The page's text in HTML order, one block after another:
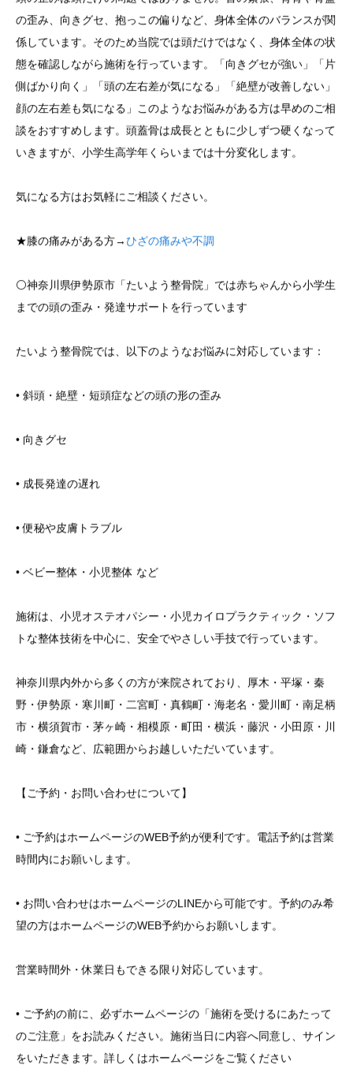
の歪み、向きグセ、抱っこの偏りなど、身体全体のバランスが関
係しています。そのため当院では頭だけではなく、身体全体の状
態を確認しながら施術を行っています。「向きグセが強い」「片
側ばかり向く」「頭の左右差が気になる」「絶壁が改善しない」
顔の左右差も気になる」このようなお悩みがある方は早めのご相
談をおすすめします。頭蓋骨は成長とともに少しずつ硬くなって
いきますが、小学生高学年くらいまでは十分変化します。
気になる方はお気軽にご相談ください。
★膝の痛みがある方→ひざの痛みや不調
⚪️神奈川県伊勢原市「たいよう整骨院」では赤ちゃんから小学生
までの頭の歪み・発達サポートを行っています
たいよう整骨院では、以下のようなお悩みに対応しています：
• 斜頭・絶壁・短頭症などの頭の形の歪み
• 向きグセ
• 成長発達の遅れ
• 便秘や皮膚トラブル
• ベビー整体・小児整体 など
施術は、小児オステオパシー・小児カイロプラクティック・ソフ
トな整体技術を中心に、安全でやさしい手技で行っています。
神奈川県内外から多くの方が来院されており、厚木・平塚・秦
野・伊勢原・寒川町・二宮町・真鶴町・海老名・愛川町・南足柄
市・横須賀市・茅ヶ崎・相模原・町田・横浜・藤沢・小田原・川
崎・鎌倉など、広範囲からお越しいただいています。
【ご予約・お問い合わせについて】
• ご予約はホームページのWEB予約が便利です。電話予約は営業
時間内にお願いします。
• お問い合わせはホームページのLINEから可能です。予約のみ希
望の方はホームページのWEB予約からお願いします。
営業時間外・休業日もできる限り対応しています。
• ご予約の前に、必ずホームページの「施術を受けるにあたって
のご注意」をお読みください。施術当日に内容へ同意し、サイン
をいただきます。詳しくはホームページをご覧ください